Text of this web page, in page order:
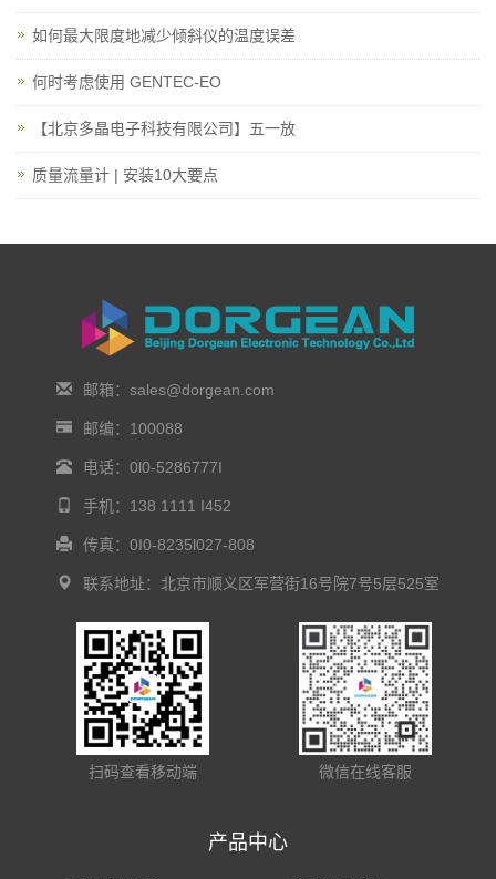
如何最大限度地减少倾斜仪的温度误差
何时考虑使用 GENTEC-EO
【北京多晶电子科技有限公司】五一放
质量流量计 | 安装10大要点
邮箱：sales@dorgean.com
邮编：100088
电话：0l0-5286777I
手机：138 1111 I452
传真：0I0-8235l027-808
联系地址：北京市顺义区军营街16号院7号5层525室
扫码查看移动端 微信在线客服
产品中心